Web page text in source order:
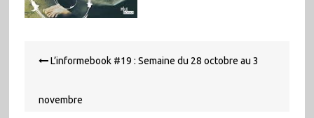
de L’informebook #19 : Semaine du 28 octobre au 3
novembre